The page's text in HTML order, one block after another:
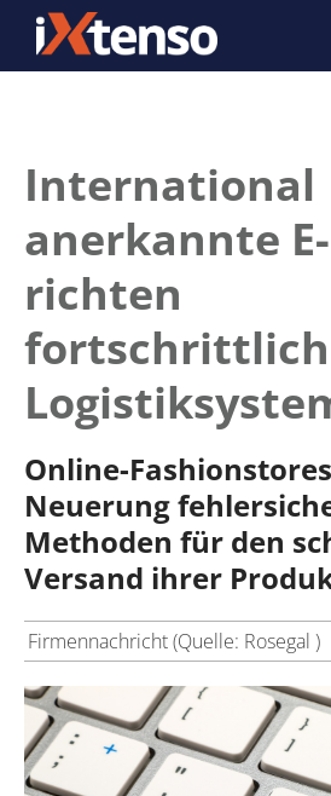
International
anerkannte
richten
Online-
Neuerung
Methoden für den
Versand ihrer
Firmennachricht (Quelle: Rosegal )